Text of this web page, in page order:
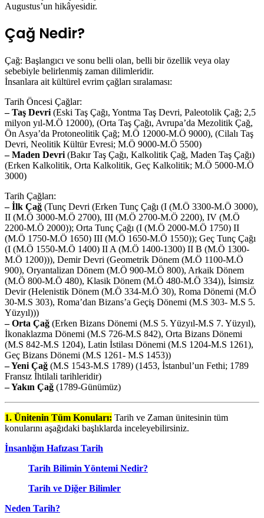
Augustus’un hikâyesidir.
Çağ Nedir?
Çağ: Başlangıcı ve sonu belli olan, belli bir özellik veya olay
sebebiyle belirlenmiş zaman dilimleridir.
İnsanlara ait kültürel evrim çağları sıralaması:
Tarih Öncesi Çağlar:
– Taş Devri (Eski Taş Çağı, Yontma Taş Devri, Paleotolik Çağ; 2,5
milyon yıl-M.Ö 12000), (Orta Taş Çağı, Avrupa’da Mezolitik Çağ,
Ön Asya’da Protoneolitik Çağ; M.Ö 12000-M.Ö 9000), (Cilalı Taş
Devri, Neolitik Kültür Evresi; M.Ö 9000-M.Ö 5500)
– Maden Devri (Bakır Taş Çağı, Kalkolitik Çağ, Maden Taş Çağı)
(Erken Kalkolitik, Orta Kalkolitik, Geç Kalkolitik; M.Ö 5000-M.Ö
3000)
Tarih Çağları:
– İlk Çağ (Tunç Devri (Erken Tunç Çağı (I (M.Ö 3300-M.Ö 3000),
II (M.Ö 3000-M.Ö 2700), III (M.Ö 2700-M.Ö 2200), IV (M.Ö
2200-M.Ö 2000)); Orta Tunç Çağı (I (M.Ö 2000-M.Ö 1750) II
(M.Ö 1750-M.Ö 1650) III (M.Ö 1650-M.Ö 1550)); Geç Tunç Çağı
(I (M.Ö 1550-M.Ö 1400) II A (M.Ö 1400-1300) II B (M.Ö 1300-
M.Ö 1200))), Demir Devri (Geometrik Dönem (M.Ö 1100-M.Ö
900), Oryantalizan Dönem (M.Ö 900-M.Ö 800), Arkaik Dönem
(M.Ö 800-M.Ö 480), Klasik Dönem (M.Ö 480-M.Ö 334)), İsimsiz
Devir (Helenistik Dönem (M.Ö 334-M.Ö 30), Roma Dönemi (M.Ö
30-M.S 303), Roma’dan Bizans’a Geçiş Dönemi (M.S 303- M.S 5.
Yüzyıl)))
– Orta Çağ (Erken Bizans Dönemi (M.S 5. Yüzyıl-M.S 7. Yüzyıl),
İkonaklazma Dönemi (M.S 726-M.S 842), Orta Bizans Dönemi
(M.S 842-M.S 1204), Latin İstilası Dönemi (M.S 1204-M.S 1261),
Geç Bizans Dönemi (M.S 1261- M.S 1453))
– Yeni Çağ (M.S 1543-M.S 1789) (1453, İstanbul’un Fethi; 1789
Fransız İhtilali tarihleridir)
– Yakın Çağ (1789-Günümüz)
1. Ünitenin Tüm Konuları: Tarih ve Zaman ünitesinin tüm
konularını aşağıdaki başlıklarda inceleyebilirsiniz.
İnsanlığın Hafızası Tarih
Tarih Bilimin Yöntemi Nedir?
Tarih ve Diğer Bilimler
Neden Tarih?